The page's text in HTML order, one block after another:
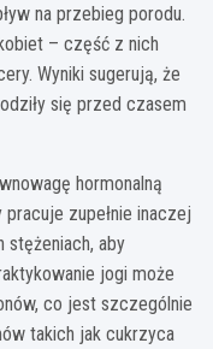
na przebieg porodu.
– część z nich
Wyniki sugerują, że
się przed czasem
hormonalną
zupełnie inaczej
stężeniach, aby
jogi może
co jest szczególnie
takich jak cukrzyca